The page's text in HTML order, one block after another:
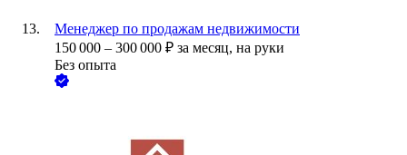
Менеджер по продажам недвижимости
150 000 – 300 000 ₽ за месяц, на руки
Без опыта